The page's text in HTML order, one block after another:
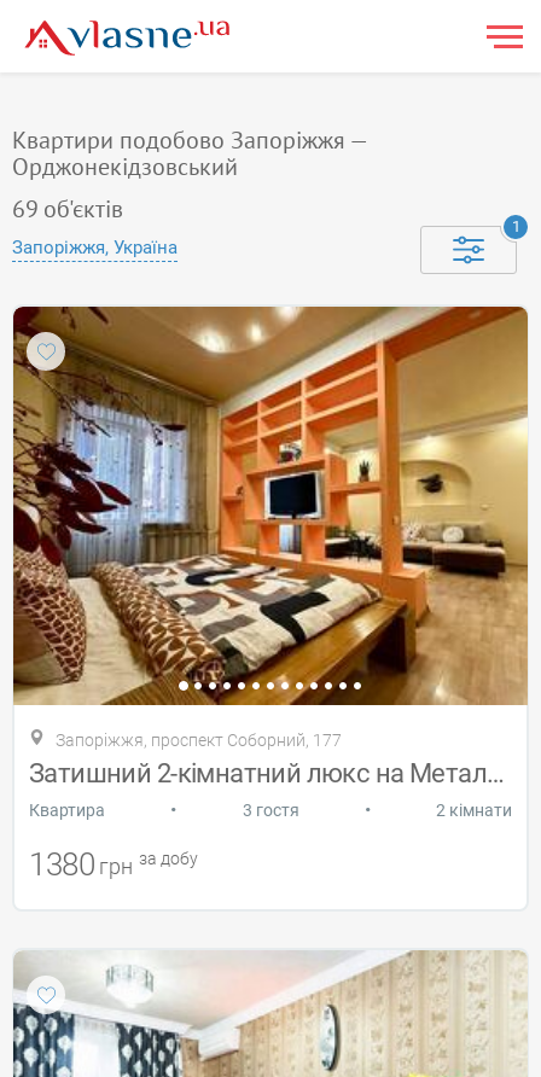
Квартири подобово Запоріжжя —
Орджонекідзовський
69 об'єктів
Запоріжжя, Україна
1
Запоріжжя, проспект Соборний, 177
Затишний 2-кімнатний люкс на Металургів
Квартира • 3 гостя • 2 кімнати
1380 грн за добу